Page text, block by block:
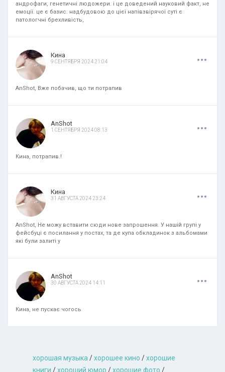
андрофаги, генетичні людожери. і це доведений науковий факт, не
емоції. це є базис. надбудовою до цієї напівзвірячої суті є
патологчні брехливість,
Кина
9 СЕНТЯБРЯ 2024 21:04 ...
AnShot, Вже побачив, що ти потрапив
AnShot
1 СЕНТЯБРЯ 2024 08:13 ...
Кина, потрапив.!
Кина
31 АВГУСТА 2024 23:24 ...
AnShot, Не можу вставити сюди нове запрошення. У нашій групі у
фейсбуці є посилання у постах, та де купа обкладинок з альбомами
які були залиті у
AnShot
30 АВГУСТА 2024 14:11 ...
Кина, не пускає чогось
хорошая музыкa /хорошее кино /хорошие
книги /хороший юмор /хорошие фото /